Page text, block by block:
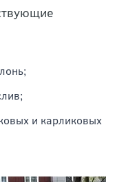
и карликовых